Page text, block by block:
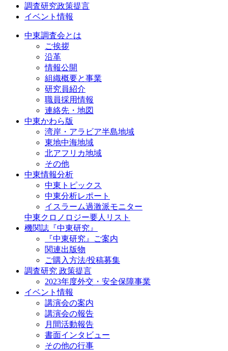
調査研究政策提言
イベント情報
中東調査会とは
ご挨拶
沿革
情報公開
組織概要と事業
研究員紹介
職員採用情報
連絡先・地図
中東かわら版
湾岸・アラビア半島地域
東地中海地域
北アフリカ地域
その他
中東情報分析
中東トピックス
中東分析レポート
イスラーム過激派モニター
中東クロノロジー要人リスト
機関誌『中東研究』
『中東研究』ご案内
関連出版物
ご購入方法/投稿募集
調査研究 政策提言
2023年度外交・安全保障事業
イベント情報
講演会の案内
講演会の報告
月間活動報告
書面インタビュー
その他の行事